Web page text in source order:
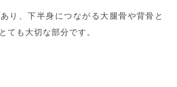
り、下半身につながる大腿骨や背骨と
ても大切な部分です。